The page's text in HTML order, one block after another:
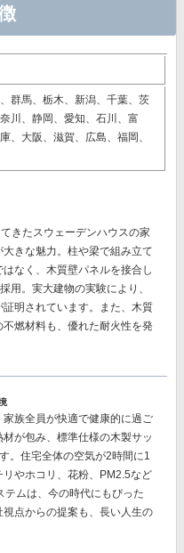
群馬、栃木、新潟、千葉、茨
川、静岡、愛知、石川、富
、大阪、滋賀、広島、福岡、
きたスウェーデンハウスの家
大きな魅力。柱や梁で組み立て
なく、 木質壁パネルを接合し
用。 実大建物の実験により、
明されています。また、木質
燃材料も、優れた耐火性を発
族全員が快適で健康的に過ご
が包み、 標準仕様の木製サッ
。住宅全体の空気が2時間に1
やホコリ、花粉、PM2.5など
テムは、今の時代にもぴった
点からの提案も、長い人生の